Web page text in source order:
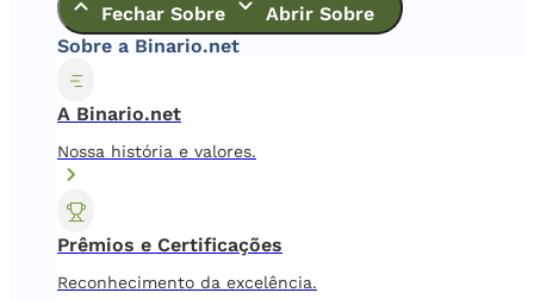
Fechar Sobre
Abrir Sobre
Sobre a Binario.net
A Binario.net
Nossa história e valores.
Prêmios e Certificações
Reconhecimento da excelência.